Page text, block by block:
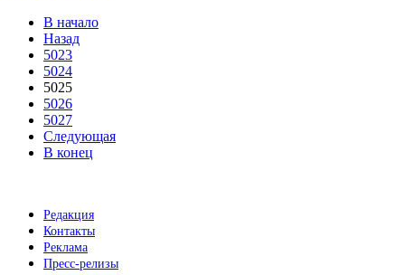
В начало
Назад
5023
5024
5025
5026
5027
Следующая
В конец
Редакция
Контакты
Реклама
Пресс-релизы